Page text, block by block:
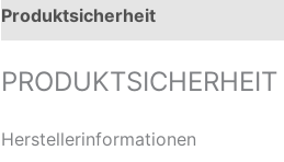
Produktsicherheit
PRODUKTSICHERHEIT
Herstellerinformationen